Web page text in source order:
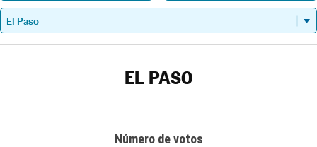
EL PASO
Número de votos